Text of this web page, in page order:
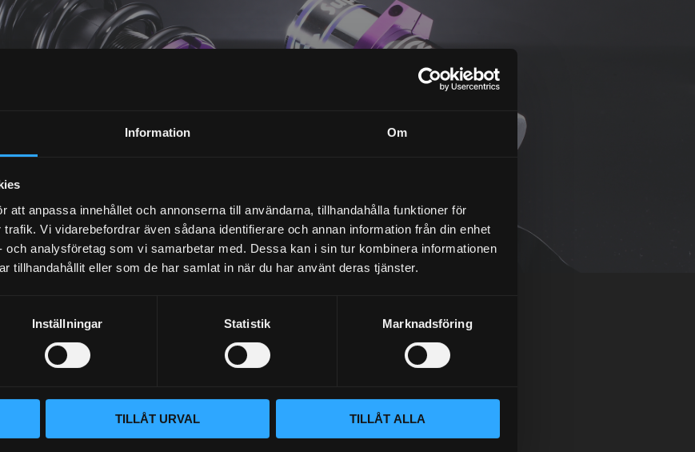
Information Om
att anpassa innehållet och annonserna till användarna, tillhandahålla funktioner för
Vi vidarebefordrar även sådana identifierare och annan information från din enhet
och analysföretag som vi samarbetar med. Dessa kan i sin tur kombinera informationen
tillhandahållit eller som de har samlat in när du har använt deras tjänster.
Inställningar Statistik Marknadsföring
TILLÅT URVAL TILLÅT ALLA
Dina personuppgifter behandlas i enlighet med vår